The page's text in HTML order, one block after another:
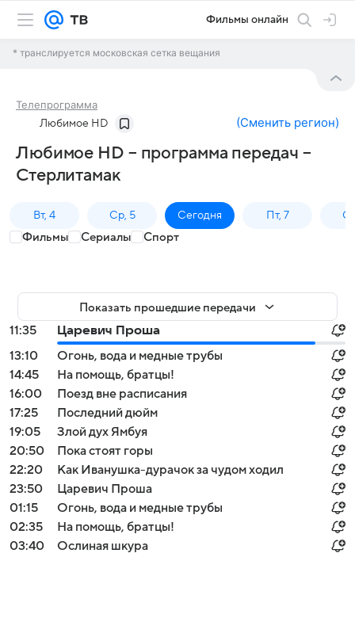
Фильмы онлайн
* транслируется московская сетка вещания
Телепрограмма
Любимое HD (Сменить регион)
Любимое HD – программа передач –
Стерлитамак
Вт, 4 Ср, 5 Сегодня Пт, 7
Фильмы Сериалы Спорт
Показать прошедшие передачи
11:35
Царевич Проша
13:10
Огонь, вода и медные трубы
14:45
На помощь, братцы!
16:00
Поезд вне расписания
17:25
Последний дюйм
19:05
Злой дух Ямбуя
20:50
Пока стоят горы
22:20
Как Иванушка-дурачок за чудом ходил
23:50
Царевич Проша
01:15
Огонь, вода и медные трубы
02:35
На помощь, братцы!
03:40
Ослиная шкура